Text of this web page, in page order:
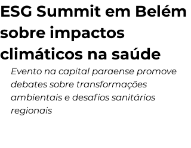
ESG Summit em Belém
sobre impactos
climáticos na saúde
Evento na capital paraense promove
debates sobre transformações
ambientais e desafios sanitários
regionais